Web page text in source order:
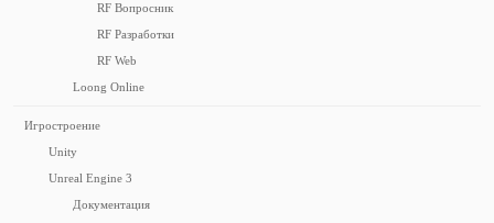
RF Вопросник
RF Разработки
RF Web
Loong Online
Игростроение
Unity
Unreal Engine 3
Документация